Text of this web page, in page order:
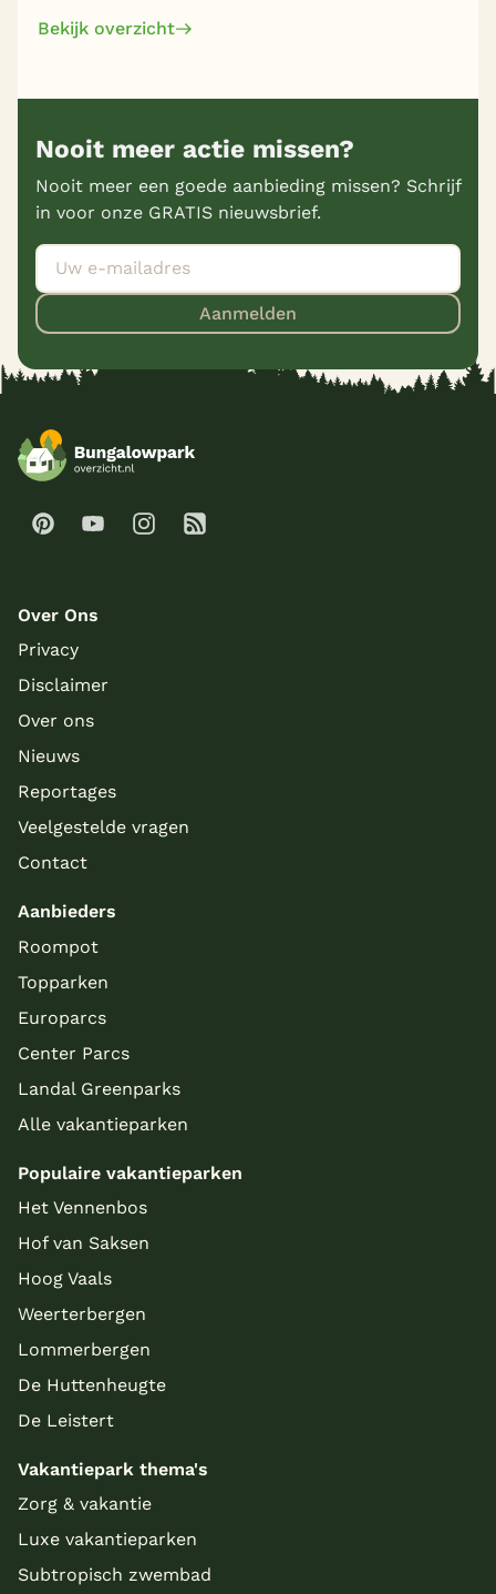
Meer inladen
Bekijk overzicht
Nooit meer actie missen?
Nooit meer een goede aanbieding missen? Schrijf
in voor onze GRATIS nieuwsbrief.
Aanmelden
Over Ons
Privacy
Disclaimer
Over ons
Nieuws
Reportages
Veelgestelde vragen
Contact
Aanbieders
Roompot
Topparken
Europarcs
Center Parcs
Landal Greenparks
Alle vakantieparken
Populaire vakantieparken
Het Vennenbos
Hof van Saksen
Hoog Vaals
Weerterbergen
Lommerbergen
De Huttenheugte
De Leistert
Vakantiepark thema's
Zorg & vakantie
Luxe vakantieparken
Subtropisch zwembad